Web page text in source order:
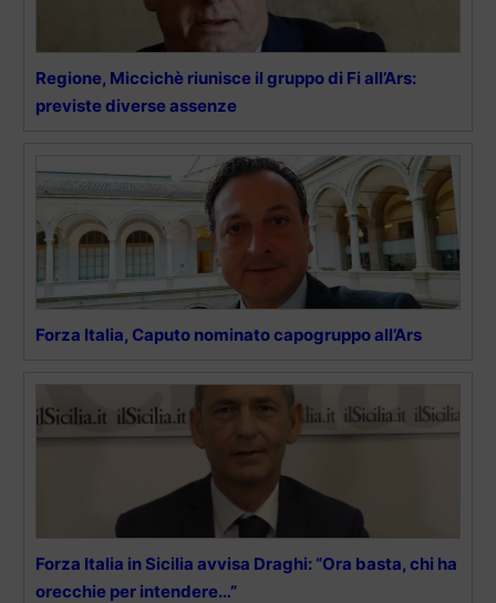
Regione, Miccichè riunisce il gruppo di Fi all’Ars:
previste diverse assenze
Forza Italia, Caputo nominato capogruppo all’Ars
Forza Italia in Sicilia avvisa Draghi: “Ora basta, chi ha
orecchie per intendere…”